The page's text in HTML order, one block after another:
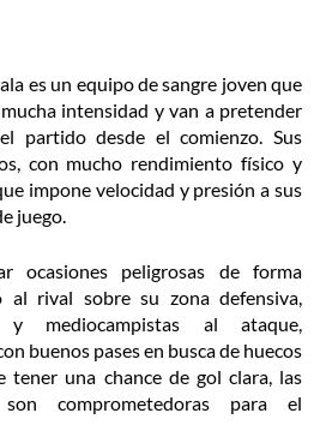
es un equipo de sangre joven que
intensidad y van a pretender
partido desde el comienzo. Sus
con mucho rendimiento físico y
impone velocidad y presión a sus
juego.
ocasiones peligrosas de forma
al rival sobre su zona defensiva,
y mediocampistas al ataque,
buenos pases en busca de huecos
tener una chance de gol clara, las
son comprometedoras para el